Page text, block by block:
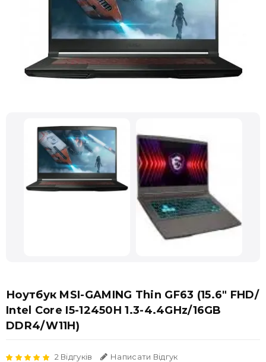
Ноутбук MSI-GAMING Thin GF63 (15.6" FHD/
Intel Core I5-12450H 1.3-4.4GHz/16GB
DDR4/W11H)
2 Відгуків Написати Відгук